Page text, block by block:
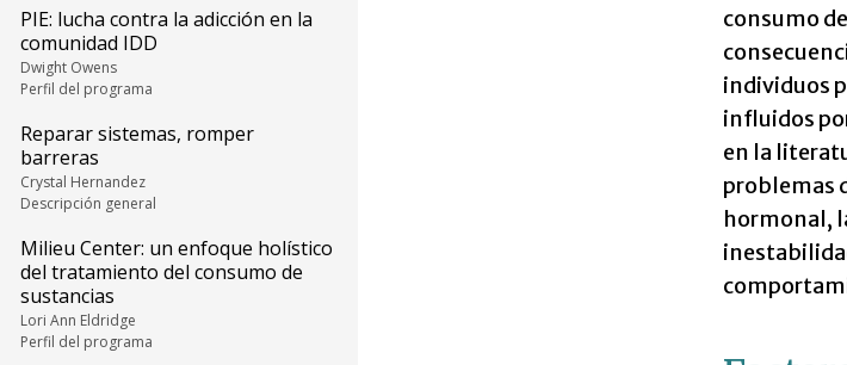
PIE: lucha contra la adicción en la
comunidad IDD
Dwight Owens
Perfil del programa
Reparar sistemas, romper
barreras
Crystal Hernandez
Descripción general
Milieu Center: un enfoque holístico
del tratamiento del consumo de
sustancias
Lori Ann Eldridge
Perfil del programa
consumo
individuos
influidos
en la
problemas
hormonal,